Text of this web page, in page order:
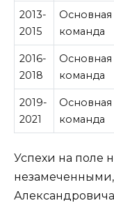
2013-
2015
Основная
команда
2016-
2018
Основная
команда
2019-
2021
Основная
команда
Успехи на поле